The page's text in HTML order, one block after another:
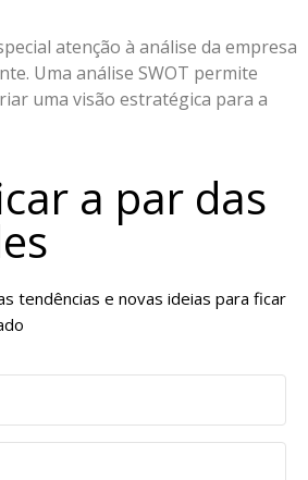
atenção à análise da empresa
Uma análise SWOT permite
uma visão estratégica para a
a par das
tendências e novas ideias para ficar